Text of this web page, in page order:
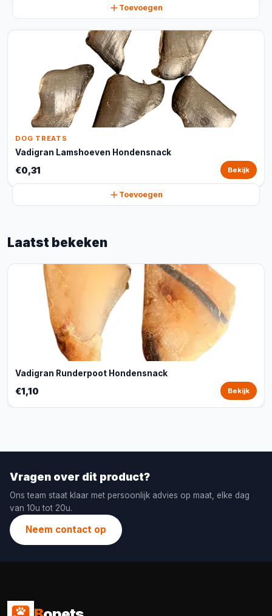
Toevoegen
DOG TREATS
Vadigran Lamshoeven Hondensnack
€0,31 Bekijk
Toevoegen
Laatst bekeken
Vadigran Runderpoot Hondensnack
€1,10 Bekijk
Vragen over dit product?
Ons team staat klaar met persoonlijk advies op maat, elke dag
van 10u tot 20u.
Neem contact op